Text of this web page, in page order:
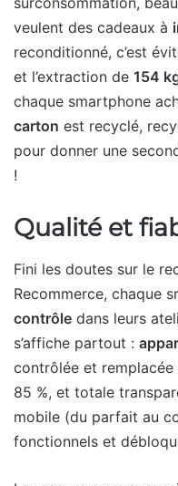
veulent des cadeaux à
reconditionné, c’est
et l’extraction de 154
chaque smartphone
carton est recyclé,
pour donner une
!
Qualité et
Fini les doutes sur le
Recommerce, chaque
contrôle dans leurs
s’affiche partout :
contrôlée et
85 %, et totale
mobile (du parfait au
fonctionnels et